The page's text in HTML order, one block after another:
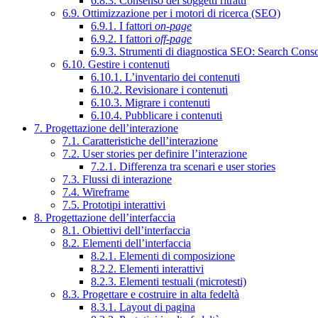
6.9. Ottimizzazione per i motori di ricerca (SEO)
6.9.1. I fattori on-page
6.9.2. I fattori off-page
6.9.3. Strumenti di diagnostica SEO: Search
6.10. Gestire i contenuti
6.10.1. L’inventario dei contenuti
6.10.2. Revisionare i contenuti
6.10.3. Migrare i contenuti
6.10.4. Pubblicare i contenuti
7. Progettazione dell’interazione
7.1. Caratteristiche dell’interazione
7.2. User stories per definire l’interazione
7.2.1. Differenza tra scenari e user stories
7.3. Flussi di interazione
7.4. Wireframe
7.5. Prototipi interattivi
8. Progettazione dell’interfaccia
8.1. Obiettivi dell’interfaccia
8.2. Elementi dell’interfaccia
8.2.1. Elementi di composizione
8.2.2. Elementi interattivi
8.2.3. Elementi testuali (microtesti)
8.3. Progettare e costruire in alta fedeltà
8.3.1. Layout di pagina